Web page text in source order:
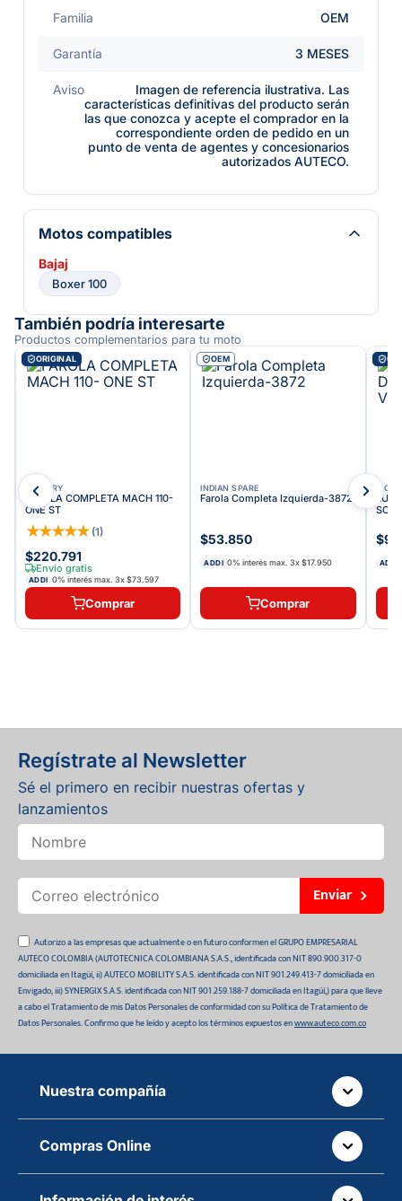
Familia OEM
Garantía 3 MESES
Aviso
Imagen de referencia ilustrativa. Las
características definitivas del producto serán
las que conozca y acepte el comprador en la
correspondiente orden de pedido en un
punto de venta de agentes y concesionarios
autorizados AUTECO.
Motos compatibles
Bajaj
Boxer 100
También podría interesarte
Productos complementarios para tu moto
ORIGINAL
VICTORY
FAROLA COMPLETA MACH 110-
ONE ST
★★★★★ (1)
$220.791
Envío gratis
ADDI 0% interés max. 3x$73.597
Comprar
OEM
INDIAN SPARE
Farola Completa Izquierda-3872
$53.850
ADDI 0% interés max.3x$17.950
Comprar
LUZ
ADDI
Regístrate al Newsletter
Sé el primero en recibir nuestras ofertas y
lanzamientos
Enviar
Autorizo a las empresas que actualmente o en futuro conformen el GRUPO EMPRESARIAL
AUTECO COLOMBIA (AUTOTECNICA COLOMBIANA S.A.S., identificada con NIT 890.900.317-0
domiciliada en Itagüí, ii) AUTECO MOBILITY S.A.S. identificada con NIT 901.249.413-7 domiciliada en
Envigado, iii) SYNERGIX S.A.S. identificada con NIT 901.259.188-7 domiciliada en Itagüí,) para que lleve
a cabo el Tratamiento de mis Datos Personales de conformidad con su Política de Tratamiento de
Datos Personales. Confirmo que he leído y acepto los términos expuestos enwww.auteco.com.co
Nuestra compañía
Quiénes somos
Auteco sostenible
Compras Online
¿Dónde está tu pedido?